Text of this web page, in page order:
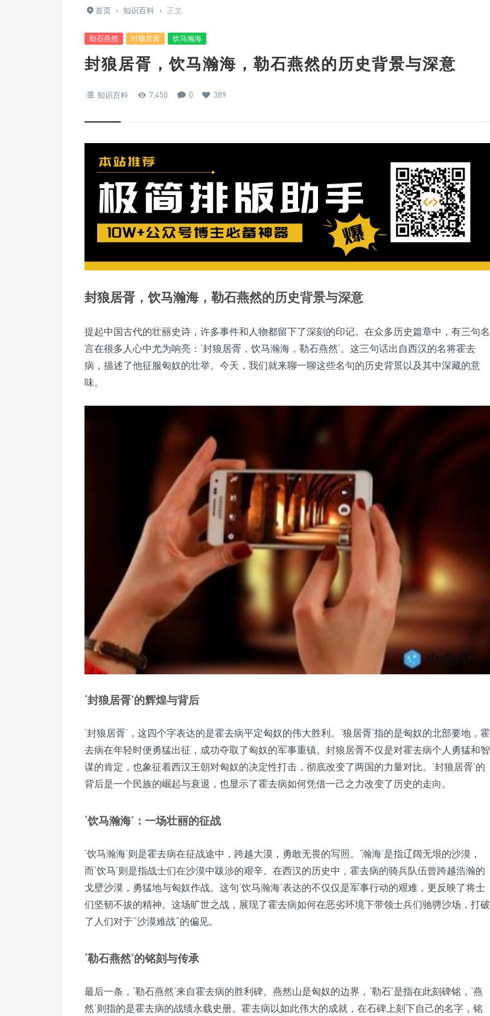
首页 › 知识百科 › 正文
勒石燕然 封狼居胥 饮马瀚海
封狼居胥，饮马瀚海，勒石燕然的历史背景与深意
知识百科 7,450 0 389
封狼居胥 ，饮马瀚海 ， 勒石燕然的历史背景与深意
提起中国古代的壮丽史诗，许多事件和人物都留下了深刻的印记。在众多历史篇章中，有三句名
言在很多人心中尤为响亮：‘封狼居胥，饮马瀚海，勒石燕然’。这三句话出自西汉的名将霍去
病，描述了他征服匈奴的壮举。今天，我们就来聊一聊这些名句的历史背景以及其中深藏的意
味。
‘封狼居胥’的辉煌与背后
‘封狼居胥’，这四个字表达的是霍去病平定匈奴的伟大胜利。‘狼居胥’指的是匈奴的北部要地，霍
去病在年轻时便勇猛出征，成功夺取了匈奴的军事重镇。封狼居胥不仅是对霍去病个人勇猛和智
谋的肯定，也象征着西汉王朝对匈奴的决定性打击，彻底改变了两国的力量对比。‘封狼居胥’的
背后是一个民族的崛起与衰退，也显示了霍去病如何凭借一己之力改变了历史的走向。
‘饮马瀚海’：一场壮丽的征战
‘饮马瀚海’则是霍去病在征战途中，跨越大漠，勇敢无畏的写照。‘瀚海’是指辽阔无垠的沙漠，
而‘饮马’则是指战士们在沙漠中跋涉的艰辛。在西汉的历史中，霍去病的骑兵队伍曾跨越浩瀚的
戈壁沙漠，勇猛地与匈奴作战。这句‘饮马瀚海’表达的不仅仅是军事行动的艰难，更反映了将士
们坚韧不拔的精神。这场旷世之战，展现了霍去病如何在恶劣环境下带领士兵们驰骋沙场，打破
了人们对于“沙漠难战”的偏见。
‘勒石燕然’的铭刻与传承
最后一条，‘勒石燕然’来自霍去病的胜利碑。燕然山是匈奴的边界，‘勒石’是指在此刻碑铭，‘燕
然’则指的是霍去病的战绩永载史册。霍去病以如此伟大的成就，在石碑上刻下自己的名字，铭